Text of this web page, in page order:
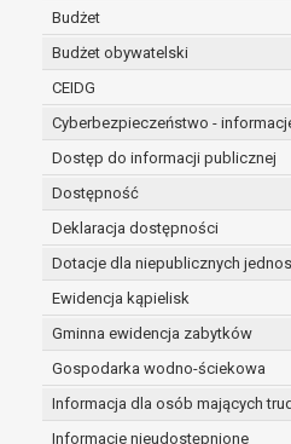
Budżet
Budżet obywatelski
CEIDG
Cyberbezpieczeństwo -
Dostęp do informacji publicznej
Dostępność
Deklaracja dostępności
Dotacje dla niepublicznych
Ewidencja kąpielisk
Gminna ewidencja zabytków
Gospodarka wodno-ściekowa
Informacja dla osób mających
Informacje nieudostępnione
przepisów prawa.
Pani/Pana dane
przez okres niezbędny do
zostały zebrane oraz
archiwizacji określonymi
powszechnie
W przypadku, gdy dane
na podstawie zgody
przetwarzanie odbywa
zgody.
W przypadku, gdy dane
w celu zawarcia i
odbywa się przez okres
zawartej umowy, a po
wymaganym przez